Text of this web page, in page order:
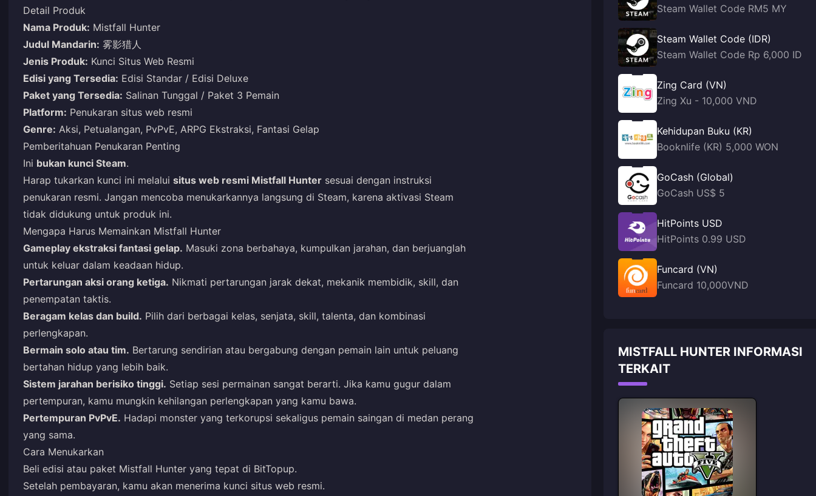
Detail Produk
Nama Produk: Mistfall Hunter
Judul Mandarin: 雾影猎人
Jenis Produk: Kunci Situs Web Resmi
Edisi yang Tersedia: Edisi Standar / Edisi Deluxe
Paket yang Tersedia: Salinan Tunggal / Paket 3 Pemain
Platform: Penukaran situs web resmi
Genre: Aksi, Petualangan, PvPvE, ARPG Ekstraksi, Fantasi Gelap
Pemberitahuan Penukaran Penting
Ini bukan kunci Steam.
Harap tukarkan kunci ini melalui situs web resmi Mistfall Hunter sesuai dengan instruksi
penukaran resmi. Jangan mencoba menukarkannya langsung di Steam, karena aktivasi Steam
tidak didukung untuk produk ini.
Mengapa Harus Memainkan Mistfall Hunter
Gameplay ekstraksi fantasi gelap. Masuki zona berbahaya, kumpulkan jarahan, dan berjuanglah
untuk keluar dalam keadaan hidup.
Pertarungan aksi orang ketiga. Nikmati pertarungan jarak dekat, mekanik membidik, skill, dan
penempatan taktis.
Beragam kelas dan build. Pilih dari berbagai kelas, senjata, skill, talenta, dan kombinasi
perlengkapan.
Bermain solo atau tim. Bertarung sendirian atau bergabung dengan pemain lain untuk peluang
bertahan hidup yang lebih baik.
Sistem jarahan berisiko tinggi. Setiap sesi permainan sangat berarti. Jika kamu gugur dalam
pertempuran, kamu mungkin kehilangan perlengkapan yang kamu bawa.
Pertempuran PvPvE. Hadapi monster yang terkorupsi sekaligus pemain saingan di medan perang
yang sama.
Cara Menukarkan
Beli edisi atau paket Mistfall Hunter yang tepat di BitTopup.
Setelah pembayaran, kamu akan menerima kunci situs web resmi.
Steam Wallet Code RM5 MY
Steam Wallet Code (IDR)
Steam Wallet Code Rp 6,000 ID
Zing Card (VN)
Zing Xu - 10,000 VND
Kehidupan Buku (KR)
Booknlife (KR) 5,000 WON
GoCash (Global)
GoCash US$ 5
HitPoints USD
HitPoints 0.99 USD
Funcard (VN)
Funcard 10,000VND
MISTFALL HUNTER INFORMASI
TERKAIT